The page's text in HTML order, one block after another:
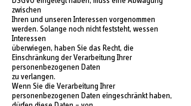
zwischen
Ihren und unseren Interessen vorgenommen
werden. Solange noch nicht feststeht, wessen
Interessen
überwiegen, haben Sie das Recht, die
Einschränkung der Verarbeitung Ihrer
personenbezogenen Daten
zu verlangen.
Wenn Sie die Verarbeitung Ihrer
personenbezogenen Daten eingeschränkt haben,